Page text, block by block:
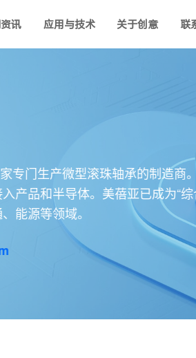
讯 应用与技术 关于创意 联
专门生产微型滚珠轴承的制造商
产品和半导体。美蓓亚已成为“
能源等领域。